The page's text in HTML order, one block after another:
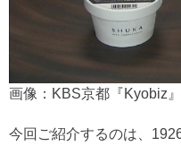
画像：KBS京都『Kyobiz』
今回ご紹介するのは、